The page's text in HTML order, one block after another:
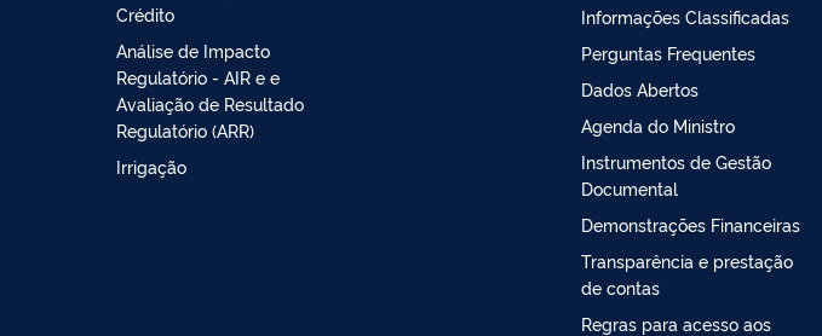
Crédito
Análise de Impacto
Regulatório - AIR e e
Avaliação de Resultado
Regulatório (ARR)
Irrigação
Informações Classificadas
Perguntas Frequentes
Dados Abertos
Agenda do Ministro
Instrumentos de Gestão
Documental
Demonstrações Financeiras
Transparência e prestação
de contas
Regras para acesso aos